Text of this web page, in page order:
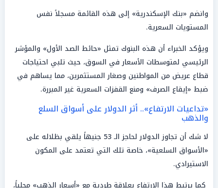
وانضم «بنك الإسكندرية» إلى هذه القائمة مسجلاً نفس
المستويات السعرية.
ويؤكد الخبراء أن هذه البنوك تمثل «حائط الصد الأول» والمؤشر
الرئيسي لمتوسطات الأسعار في السوق، حيث تلبي احتياجات
قطاع عريض من المواطنين وصغار المستثمرين، مما يساهم في
ضبط «إيقاع الصرف» ومنع القفزات السعرية غير المبررة.
«تداعيات الارتفاع».. أثر الدولار على أسواق السلع
والذهب
لا شك أن تجاوز الدولار لحاجز الـ 53 جنيهاً يلقي بظلاله على
«الأسواق السلعية»، خاصة تلك التي تعتمد على المكون
الاستيرادي.